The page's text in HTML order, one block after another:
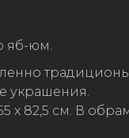
яб-юм.
украшения.
х 82,5 см. В